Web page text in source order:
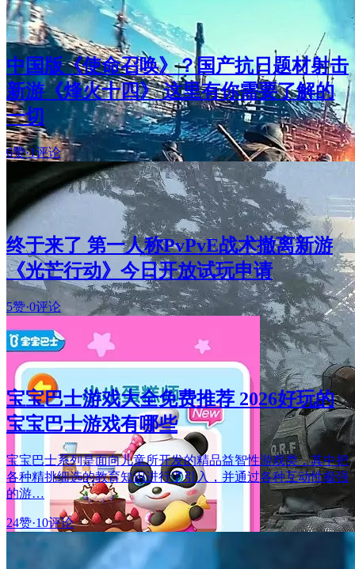
中国版《使命召唤》？国产抗日题材射击
新游《烽火十四》 这里有你需要了解的
一切
6赞·1评论
终于来了 第一人称PvPvE战术撤离新游
《光芒行动》今日开放试玩申请
5赞·0评论
宝宝巴士游戏大全免费推荐 2026好玩的
宝宝巴士游戏有哪些
宝宝巴士系列是面向儿童所开发的精品益智性游戏类，其中把
各种精挑细选的教育知识进行了引入，并通过各种互动性极强
的游…
24赞·10评论